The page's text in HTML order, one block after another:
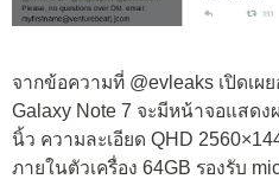
จากข้อความที่ @evleaks เปิดเผ
Galaxy Note 7 จะมีหน้าจอแสดง
นิ้ว ความละเอียด QHD
ภายในตัวเครื่อง 64GB รองรับ